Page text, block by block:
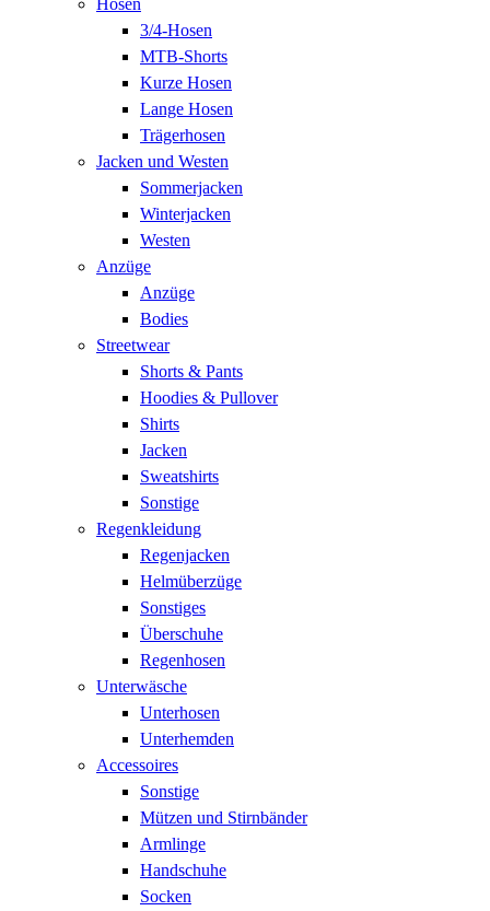
3/4-Hosen
MTB-Shorts
Kurze Hosen
Lange Hosen
Trägerhosen
Jacken und Westen
Sommerjacken
Winterjacken
Westen
Anzüge
Anzüge
Bodies
Streetwear
Shorts & Pants
Hoodies & Pullover
Shirts
Jacken
Sweatshirts
Sonstige
Regenkleidung
Regenjacken
Helmüberzüge
Sonstiges
Überschuhe
Regenhosen
Unterwäsche
Unterhosen
Unterhemden
Accessoires
Sonstige
Mützen und Stirnbänder
Armlinge
Handschuhe
Socken